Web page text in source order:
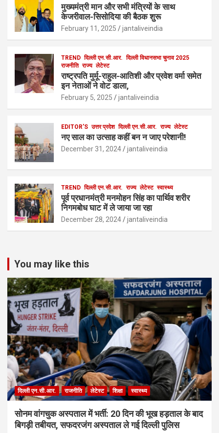
o
o
k
d
o
n
मुख्यमंत्री मान और सभी मंत्रियों के साथ
केजरीवाल-सिसोदिया की बैठक शुरू
February 11, 2025 jantaliveindia
TREND दिल्ली एन.सी.आर. दिल्ली विधानसभा चुनाव 2025
राजनीति राज्य लेटेस्ट
राष्ट्रपति मुर्मू-राहुल-आतिशी और प्रवेश वर्मा समेत
इन नेताओं ने वोट डाला,
February 5, 2025 jantaliveindia
EDITOR'S उत्तर प्रदेश दिल्ली एन.सी.आर. राज्य लेटेस्ट
नए साल का उत्साह कहीं बन न जाए परेशानी!
December 31, 2024 jantaliveindia
TREND दिल्ली एन.सी.आर. राज्य लेटेस्ट स्वास्थ्य
पूर्व प्रधानमंत्री मनमोहन सिंह का पार्थिव शरीर
निगमबोध घाट में ले जाया जा रहा
December 28, 2024 jantaliveindia
You may like this
दिल्ली एन.सी.आर. राजनीति लेटेस्ट शिक्षा स्वास्थ्य
सोनम वांगचुक अस्पताल में भर्ती: 20 दिन की भूख हड़ताल के बाद
बिगड़ी तबीयत, सफदरजंग अस्पताल ले गई दिल्ली पुलिस